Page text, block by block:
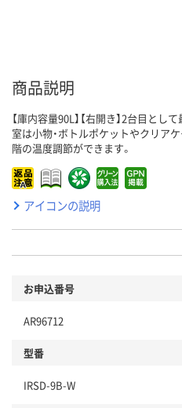
商品説明
【庫内容量90L】【右開き】2台目とし
室は小物・ボトルポケットやクリア
階の温度調節ができます。
アイコンの説明
お申込番号
AR96712
型番
IRSD-9B-W